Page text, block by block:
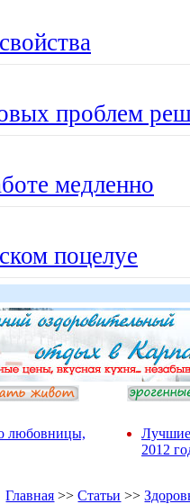
проблем
медленно
поцелуе
любовницы,
Лучшие
2012
Главная >>Статьи >>